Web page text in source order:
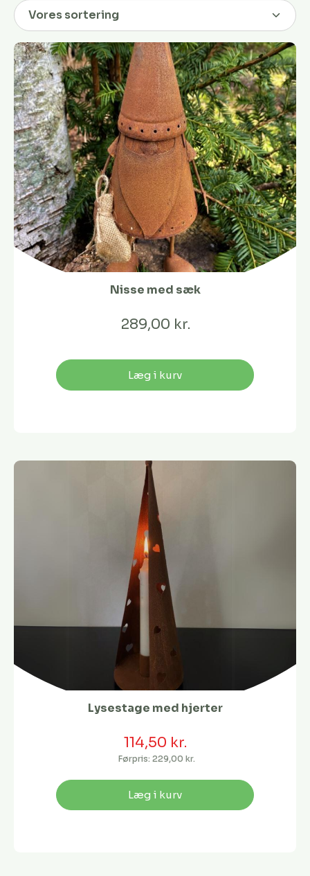
Nisse med sæk
289,00 kr.
Læg i kurv
Lysestage med hjerter
114,50 kr.
Førpris: 229,00 kr.
Læg i kurv